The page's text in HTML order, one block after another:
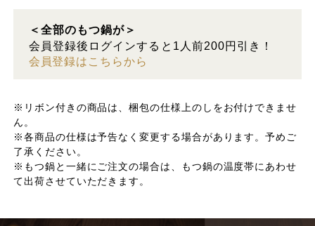
＜全部のもつ鍋が＞
会員登録後ログインすると1人前200円引き！
会員登録はこちらから
※リボン付きの商品は、梱包の仕様上のしをお付けできませ
ん。
※各商品の仕様は予告なく変更する場合があります。予めご
了承ください。
※もつ鍋と一緒にご注文の場合は、もつ鍋の温度帯にあわせ
て出荷させていただきます。